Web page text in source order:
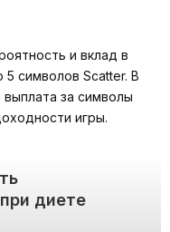
и вклад в
символов Scatter. В
за символы
игры.
диете